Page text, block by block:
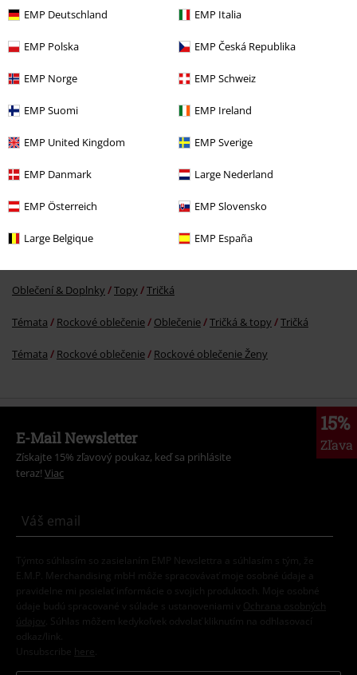
EMP Deutschland EMP Italia
EMP Polska EMP Česká Republika
EMP Norge EMP Schweiz
EMP Suomi EMP Ireland
EMP United Kingdom EMP Sverige
EMP Danmark Large Nederland
EMP Österreich EMP Slovensko
Large Belgique EMP España
Od€ 32,99
More categories. More options.
Oblečení & Doplnky Topy Tričká
Témata Rockové oblečenie Oblečenie Tričká & topy Tričká
Témata Rockové oblečenie Rockové oblečenie Ženy
15%
Zľava
E-Mail Newsletter
Získajte 15% zľavový poukaz, keď sa prihlásite
teraz! Viac
Týmto súhlasím so zasielaním EMP Newslettra a súhlasím s tým, že
E.M.P. Merchandising mbH môže spracovávať moje osobné údaje a
pravidelne mi posielať informácie o svojich produktoch. Moje osobné
údaje budú spracované v súlade s ustanoveniami v
Ochrana osobných
údajov
. Súhlas môžem kedykoľvek odvolať kliknutím na odhlasovací
odkaz/link.
Unsubscribe here